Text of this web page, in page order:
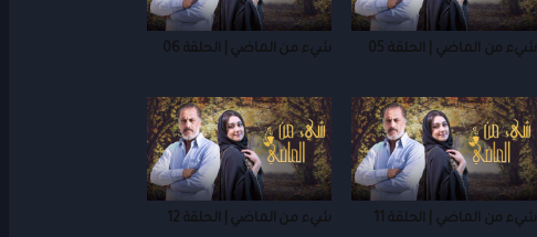
شيء من الماضي | الحلقة 05 شيء من الماضي | الحلقة 06
شيء من الماضي | الحلقة 11 شيء من الماضي | الحلقة 12